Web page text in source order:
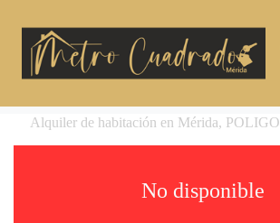
Alquiler de habitación en Mérida,
No disponible